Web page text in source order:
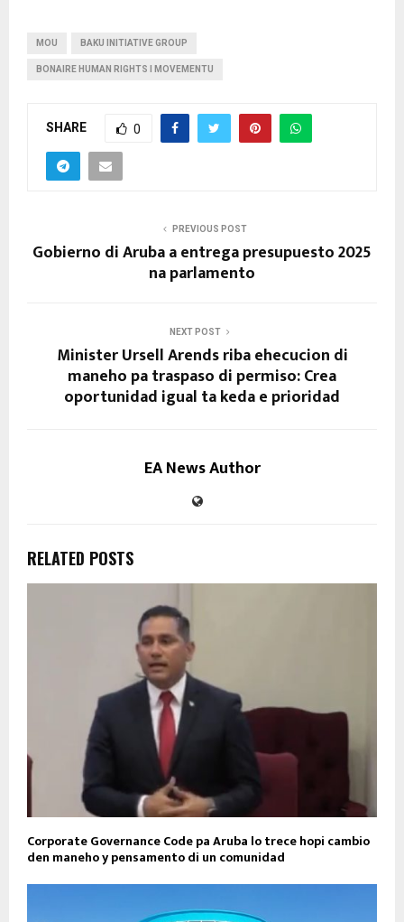
MOU BAKU INITIATIVE GROUP
BONAIRE HUMAN RIGHTS I MOVEMENTU
SHARE 0
PREVIOUS POST
Gobierno di Aruba a entrega presupuesto 2025
na parlamento
NEXT POST
Minister Ursell Arends riba ehecucion di
maneho pa traspaso di permiso: Crea
oportunidad igual ta keda e prioridad
EA News Author
RELATED POSTS
Corporate Governance Code pa Aruba lo trece hopi cambio
den maneho y pensamento di un comunidad